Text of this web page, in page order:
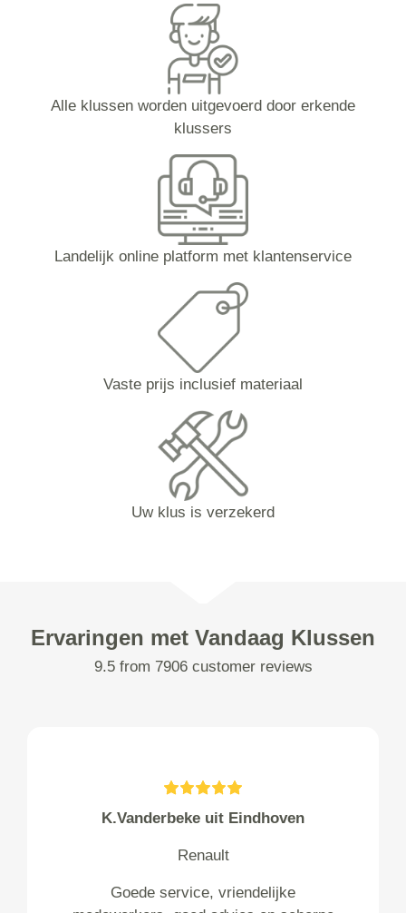
Alle klussen worden uitgevoerd door erkende
klussers
Landelijk online platform met klantenservice
Vaste prijs inclusief materiaal
Uw klus is verzekerd
Ervaringen met Vandaag Klussen
9.5 from 7906 customer reviews
K.Vanderbeke uit Eindhoven
Renault
Goede service, vriendelijke